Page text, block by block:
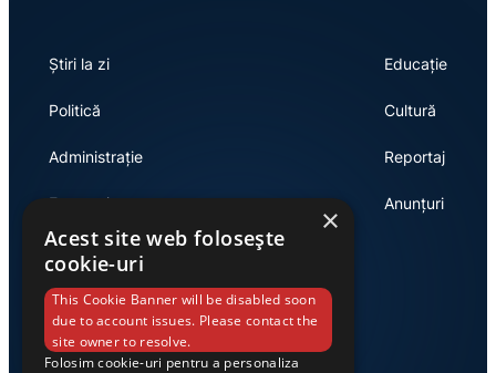
Știri la zi
Politică
Administrație
Economie
Educație
Cultură
Reportaj
Anunțuri
Link-uri utile
×
Acest site web folosește
cookie-uri
This Cookie Banner will be disabled soon
due to account issues. Please contact the
site owner to resolve.
Folosim cookie-uri pentru a personaliza